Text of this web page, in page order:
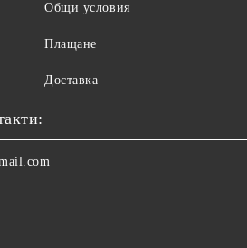
Общи условия
Плащане
Доставка